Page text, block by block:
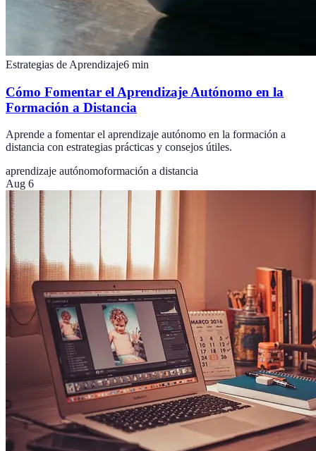
Estrategias de Aprendizaje6 min
Cómo Fomentar el Aprendizaje Autónomo en la
Formación a Distancia
Aprende a fomentar el aprendizaje autónomo en la formación a
distancia con estrategias prácticas y consejos útiles.
aprendizaje autónomoformación a distancia
Aug 6